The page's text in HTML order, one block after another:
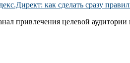
как сделать сразу
привлечения целевой аудитории